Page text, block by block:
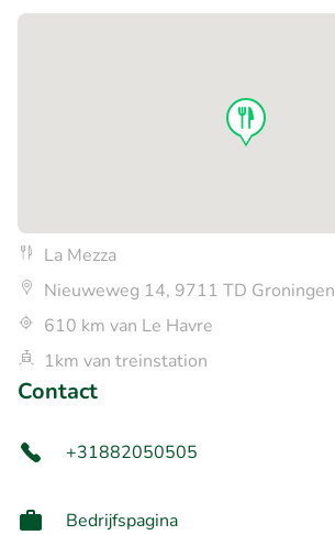
La Mezza
Nieuweweg 14, 9711 TD Groningen
610 km van Le Havre
1km van treinstation
Contact
+31882050505
Bedrijfspagina